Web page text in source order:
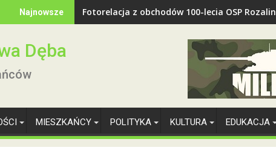
Najnowsze Fotorelacja z obchodów 100-lecia OSP Rozalin
Dęba
MIESZKAŃCY POLITYKA KULTURA EDUKACJA